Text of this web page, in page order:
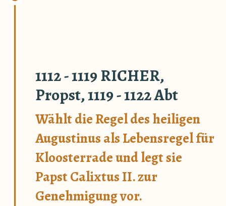
1112 - 1119 RICHER,
Propst, 1119 - 1122 Abt
Wählt die Regel des heiligen
Augustinus als Lebensregel für
Kloosterrade und legt sie
Papst Calixtus II. zur
Genehmigung vor.